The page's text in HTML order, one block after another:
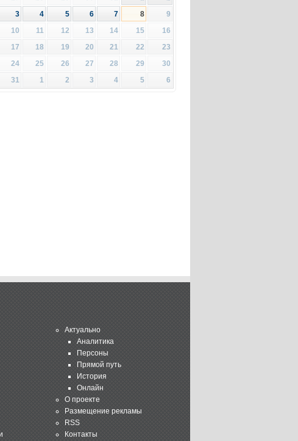
3
4 5 6 7 8
9
10
11 12 13 14 15
16
17
18 19 20 21 22
23
24
25 26 27 28 29
30
31
1 2 3 4 5 6
Актуально
Аналитика
Персоны
Прямой путь
История
Онлайн
О проекте
Размещение рекламы
RSS
Контакты